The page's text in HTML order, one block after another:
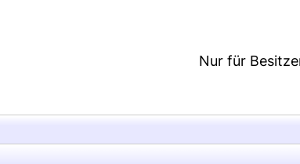
Nur für